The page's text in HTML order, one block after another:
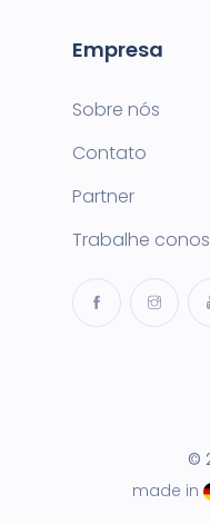
Empresa
Sobre nós
Contato
Partner
Trabalhe
©
made in